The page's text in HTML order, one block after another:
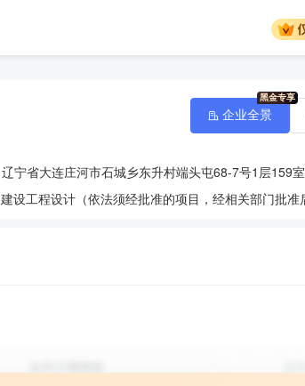
辽宁省大连庄河市石城乡东升村端头屯68-7号1层159室
企业全景